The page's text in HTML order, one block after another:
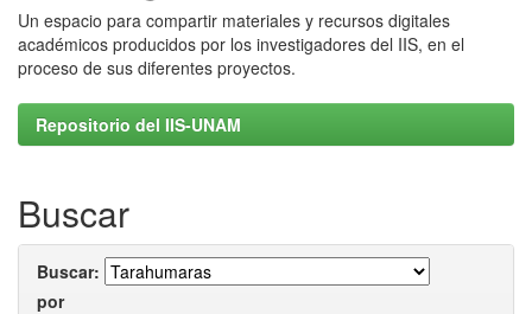
Un espacio para compartir materiales y recursos digitales
académicos producidos por los investigadores del IIS, en el
proceso de sus diferentes proyectos.
Repositorio del IIS-UNAM
Buscar
Buscar:
por